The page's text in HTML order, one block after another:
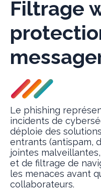
Filtrage
Le phishing
incidents de
déploie des
entrants (antispam,
jointes
et de filtrage de
les menaces avant
collaborateurs.